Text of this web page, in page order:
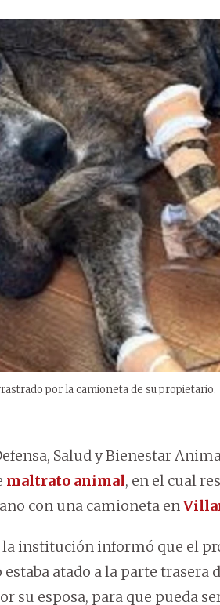
por la camioneta de su propietario.
Salud y Bienestar
maltrato animal, en el cual
con una camioneta en
la institución informó que el
atado a la parte trasera
su esposa, para que pueda